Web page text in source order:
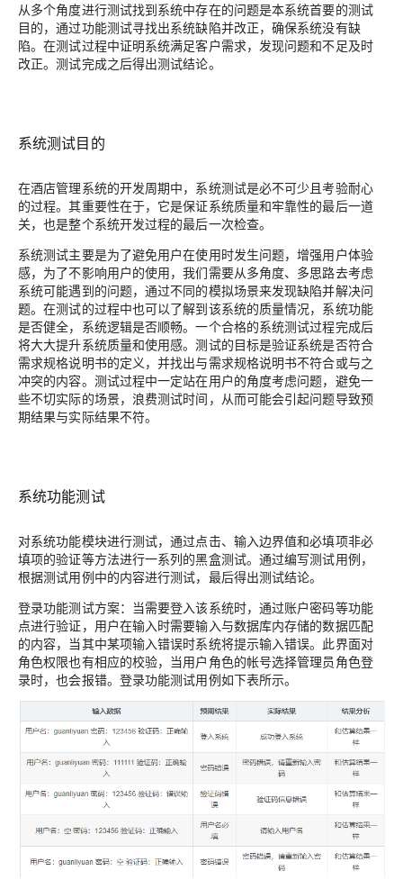
从多个角度进行测试找到系统中存在的问题是本系统首要的测试
目的，通过功能测试寻找出系统缺陷并改正，确保系统没有缺
陷。在测试过程中证明系统满足客户需求，发现问题和不足及时
改正。测试完成之后得出测试结论。
系统测试目的
在酒店管理系统的开发周期中，系统测试是必不可少且考验耐心
的过程。其重要性在于，它是保证系统质量和牢靠性的最后一道
关，也是整个系统开发过程的最后一次检查。
系统测试主要是为了避免用户在使用时发生问题，增强用户体验
感，为了不影响用户的使用，我们需要从多角度、多思路去考虑
系统可能遇到的问题，通过不同的模拟场景来发现缺陷并解决问
题。在测试的过程中也可以了解到该系统的质量情况，系统功能
是否健全，系统逻辑是否顺畅。一个合格的系统测试过程完成后
将大大提升系统质量和使用感。测试的目标是验证系统是否符合
需求规格说明书的定义，并找出与需求规格说明书不符合或与之
冲突的内容。测试过程中一定站在用户的角度考虑问题，避免一
些不切实际的场景，浪费测试时间，从而可能会引起问题导致预
期结果与实际结果不符。
系统功能测试
对系统功能模块进行测试，通过点击、输入边界值和必填项非必
填项的验证等方法进行一系列的黑盒测试。通过编写测试用例，
根据测试用例中的内容进行测试，最后得出测试结论。
登录功能测试方案：当需要登入该系统时，通过账户密码等功能
点进行验证，用户在输入时需要输入与数据库内存储的数据匹配
的内容，当其中某项输入错误时系统将提示输入错误。此界面对
角色权限也有相应的校验，当用户角色的帐号选择管理员角色登
录时，也会报错。登录功能测试用例如下表所示。